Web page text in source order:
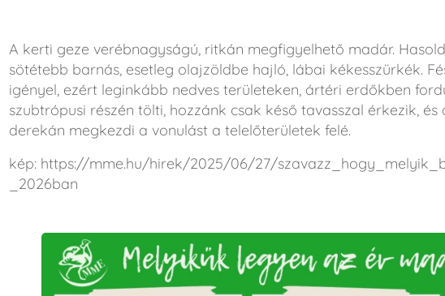
A kerti geze verébnagyságú, ritkán megfigyelhető madár.
sötétebb barnás, esetleg olajzöldbe hajló, lábai kékesszürkék.
igényel, ezért leginkább nedves területeken, ártéri erdőkben
szubtrópusi részén tölti, hozzánk csak késő tavasszal érkezik,
derekán megkezdi a vonulást a telelőterületek felé.
kép: https://mme.hu/hirek/2025/06/27/
_2026ban